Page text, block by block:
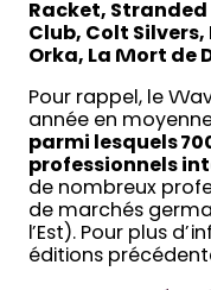
Racket, Stranded
Club, Colt
Orka, La Mort de
Pour rappel, le
année en
parmi lesquels
professionnels
de nombreux
de marchés
l’Est). Pour plus
éditions